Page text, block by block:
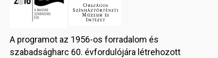
A programot az 1956-os forradalom és
szabadságharc 60. évfordulójára létrehozott